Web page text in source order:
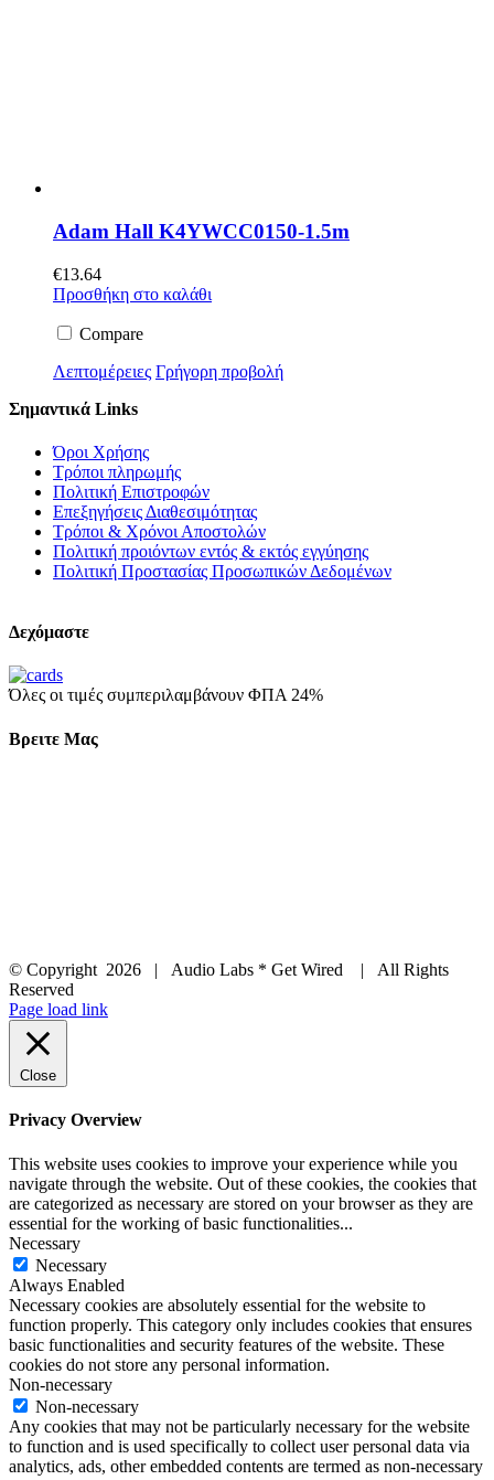
Adam Hall K4YWCC0150-1.5m
€13.64
Προσθήκη στο καλάθι
Compare
Λεπτομέρειες Γρήγορη προβολή
Σημαντικά Links
Όροι Χρήσης
Τρόποι πληρωμής
Πολιτική Επιστροφών
Επεξηγήσεις Διαθεσιμότητας
Τρόποι & Χρόνοι Αποστολών
Πολιτική προιόντων εντός & εκτός εγγύησης
Πολιτική Προστασίας Προσωπικών Δεδομένων
Δεχόμαστε
Όλες οι τιμές συμπεριλαμβάνουν ΦΠΑ 24%
Βρειτε Μας
© Copyright 2026 | Audio Labs * Get Wired | All Rights
Reserved
Facebook
Instagram
YouTube
LinkedIn
X
Page load link
Close
Privacy Overview
This website uses cookies to improve your experience while you
navigate through the website. Out of these cookies, the cookies that
are categorized as necessary are stored on your browser as they are
essential for the working of basic functionalities...
Necessary
Necessary
Always Enabled
Necessary cookies are absolutely essential for the website to
function properly. This category only includes cookies that ensures
basic functionalities and security features of the website. These
cookies do not store any personal information.
Non-necessary
Non-necessary
Any cookies that may not be particularly necessary for the website
to function and is used specifically to collect user personal data via
analytics, ads, other embedded contents are termed as non-necessary